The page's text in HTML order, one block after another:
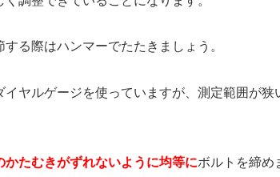
る際はハンマーでたたきましょう。
ヤルゲージを使っていますが、測定範囲が狭
かたむきがずれないように均等にボルトを締め